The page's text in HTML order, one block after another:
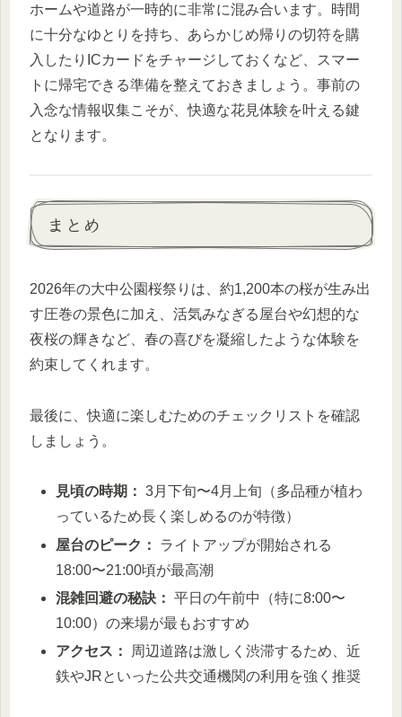
ホームや道路が一時的に非常に混み合います。時間
に十分なゆとりを持ち、あらかじめ帰りの切符を購
入したりICカードをチャージしておくなど、スマー
トに帰宅できる準備を整えておきましょう。事前の
入念な情報収集こそが、快適な花見体験を叶える鍵
となります。
まとめ
2026年の大中公園桜祭りは、約1,200本の桜が生み出
す圧巻の景色に加え、活気みなぎる屋台や幻想的な
夜桜の輝きなど、春の喜びを凝縮したような体験を
約束してくれます。
最後に、快適に楽しむためのチェックリストを確認
しましょう。
見頃の時期： 3月下旬〜4月上旬（多品種が植わ
っているため長く楽しめるのが特徴）
屋台のピーク：
ライトアップが開始される
18:00〜21:00頃が最高潮
混雑回避の秘訣： 平日の午前中（特に8:00〜
10:00）の来場が最もおすすめ
アクセス：
周辺道路は激しく渋滞するため、近
鉄やJRといった公共交通機関の利用を強く推奨